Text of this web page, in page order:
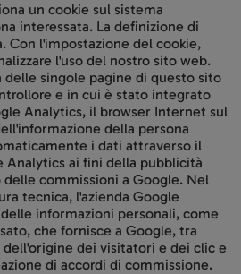
un cookie sul sistema
interessata. La definizione di
Con l'impostazione del cookie,
l'uso del nostro sito web.
delle singole pagine di questo sito
e in cui è stato integrato
Analytics, il browser Internet sul
della persona
i dati attraverso il
Analytics ai fini della pubblicità
commissioni a Google. Nel
tecnica, l'azienda Google
informazioni personali, come
che fornisce a Google, tra
dell'origine dei visitatori e dei clic e
di accordi di commissione.